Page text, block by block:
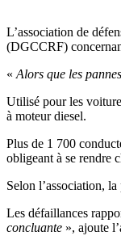
L’association de
(DGCCRF)
« Alors que les
Utilisé pour les
à moteur diesel.
Plus de 1 700
obligeant à se rendre
Selon l’association,
Les défaillances
concluante », ajoute